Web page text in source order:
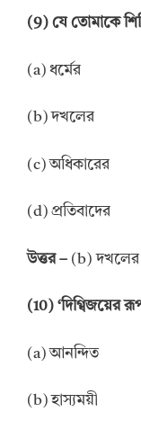
(9) যে তোমাকে
(a) ধর্মের
(b) দখলের
(c) অধিকারের
(d) প্রতিবাদের
উত্তর – (b) দখলের
(10) ‘দিগ্বিজয়ের
(a) আনন্দিত
(b) হাস্যময়ী